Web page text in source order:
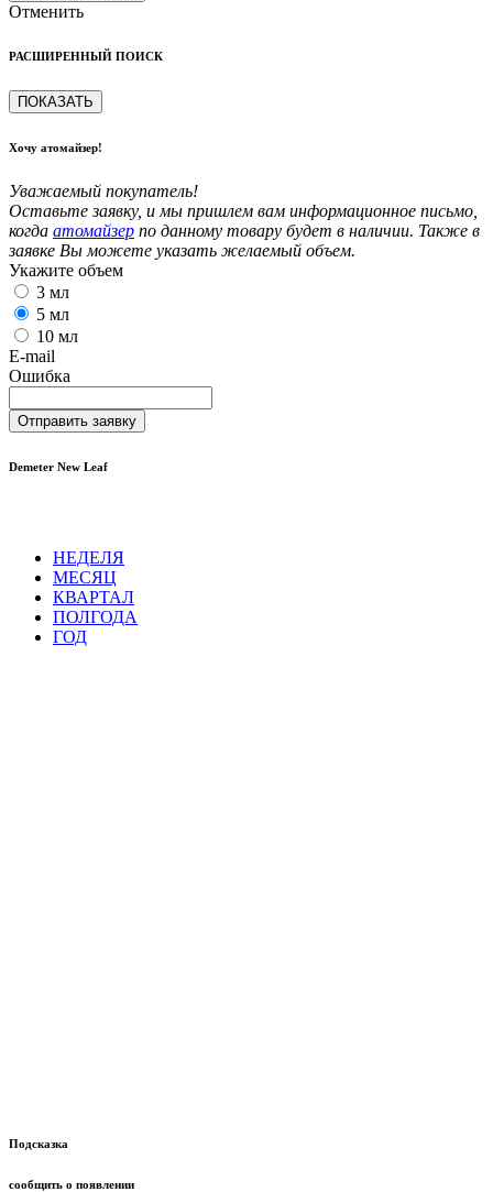
Отменить
РАСШИРЕННЫЙ ПОИСК
ПОКАЗАТЬ
Хочу атомайзер!
Уважаемый покупатель!
Оставьте заявку, и мы пришлем вам информационное письмо,
когда атомайзер по данному товару будет в наличии. Также в
заявке Вы можете указать желаемый объем.
Укажите объем
3 мл
5 мл
10 мл
E-mail
Ошибка
Отправить заявку
Demeter New Leaf
НЕДЕЛЯ
МЕСЯЦ
КВАРТАЛ
ПОЛГОДА
ГОД
Подсказка
сообщить о появлении